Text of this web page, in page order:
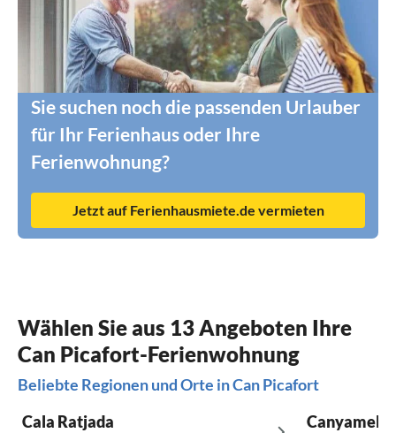
Sie suchen noch die passenden Urlauber
für Ihr Ferienhaus oder Ihre
Ferienwohnung?
Jetzt auf Ferienhausmiete.de vermieten
Wählen Sie aus 13 Angeboten Ihre
Can Picafort-Ferienwohnung
Beliebte Regionen und Orte in Can Picafort
Cala Ratjada
Canyamel